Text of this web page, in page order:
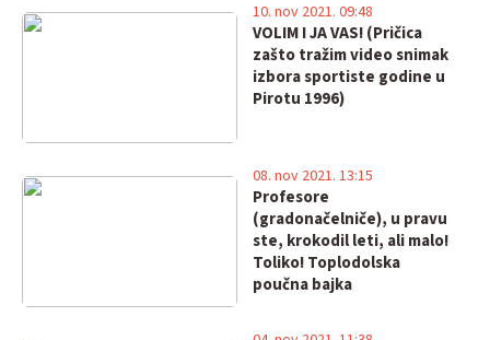
VOLIM I JA VAS! (Pričica
zašto tražim video snimak
izbora sportiste godine u
Pirotu 1996)
10. nov 2021. 09:48
Profesore
(gradonačelniče), u pravu
ste, krokodil leti, ali malo!
Toliko! Toplodolska
poučna bajka
08. nov 2021. 13:15